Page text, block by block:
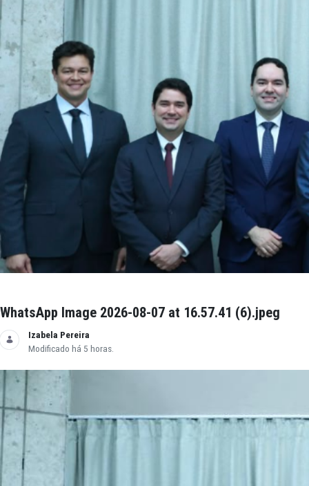
WhatsApp Image 2026-08-07 at 16.57.41
Izabela Pereira
Modificado há 5 horas.